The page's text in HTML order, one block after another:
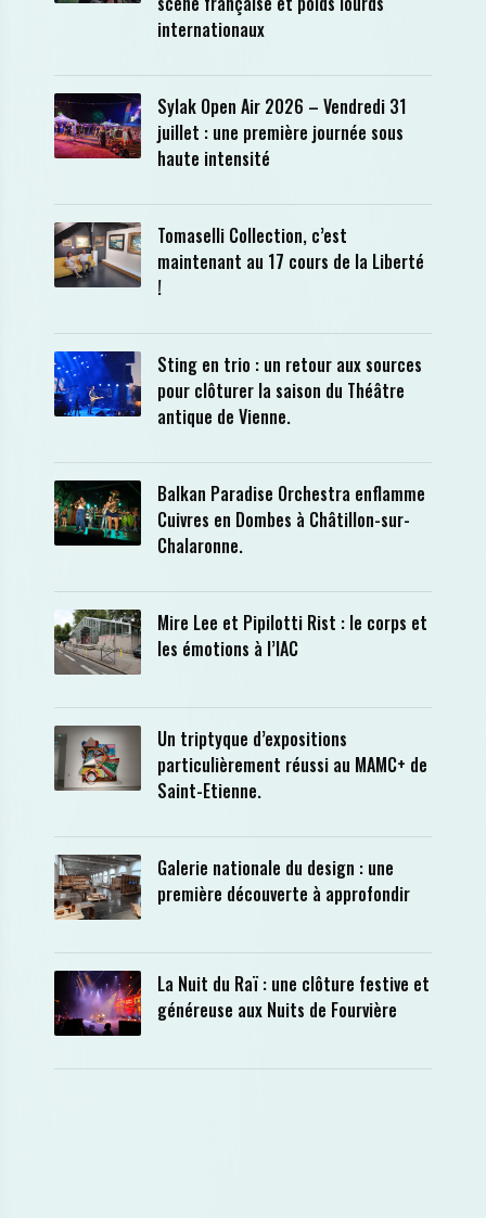
internationaux
Sylak Open Air 2026 – Vendredi 31
juillet : une première journée sous
haute intensité
Tomaselli Collection, c’est
maintenant au 17 cours de la Liberté
!
Sting en trio : un retour aux sources
pour clôturer la saison du Théâtre
antique de Vienne.
Balkan Paradise Orchestra enflamme
Cuivres en Dombes à Châtillon-sur-
Chalaronne.
Mire Lee et Pipilotti Rist : le corps et
les émotions à l’IAC
Un triptyque d’expositions
particulièrement réussi au MAMC+ de
Saint-Etienne.
Galerie nationale du design : une
première découverte à approfondir
La Nuit du Raï : une clôture festive et
généreuse aux Nuits de Fourvière